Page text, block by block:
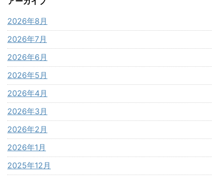
2026年8月
2026年7月
2026年6月
2026年5月
2026年4月
2026年3月
2026年2月
2026年1月
2025年12月